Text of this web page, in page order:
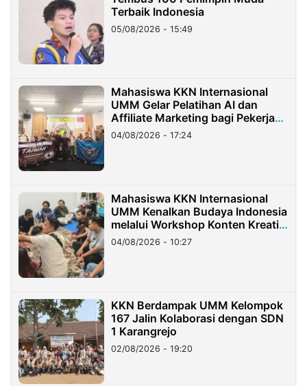
Terbaik Indonesia
05/08/2026 - 15:49
Mahasiswa KKN Internasional
UMM Gelar Pelatihan AI dan
Affiliate Marketing bagi Pekerja
Migran Indonesia di Taiwan
04/08/2026 - 17:24
Mahasiswa KKN Internasional
UMM Kenalkan Budaya Indonesia
melalui Workshop Konten Kreatif
di Taiwan
04/08/2026 - 10:27
KKN Berdampak UMM Kelompok
167 Jalin Kolaborasi dengan SDN
1 Karangrejo
02/08/2026 - 19:20